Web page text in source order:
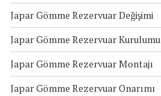
Japar Gömme Rezervuar Değişimi
Japar Gömme Rezervuar Kurulumu
Japar Gömme Rezervuar Montajı
Japar Gömme Rezervuar Onarımı